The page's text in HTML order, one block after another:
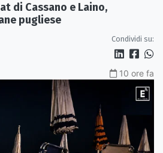
di Cassano e Laino,
pugliese
Condividi su:
10 ore fa